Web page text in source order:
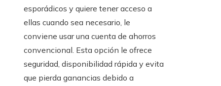
esporádicos y quiere tener acceso a
ellas cuando sea necesario, le
conviene usar una cuenta de ahorros
convencional. Esta opción le ofrece
seguridad, disponibilidad rápida y evita
que pierda ganancias debido a